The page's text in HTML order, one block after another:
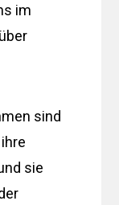
im
sind
sie